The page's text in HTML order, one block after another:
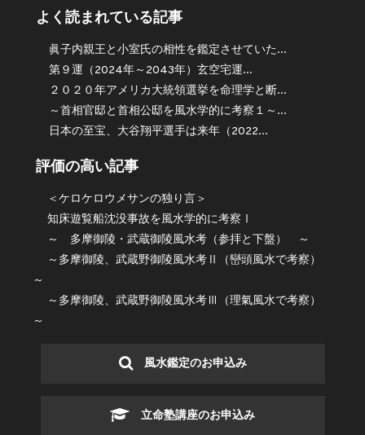
よく読まれている記事
眞子内親王と小室氏の相性を鑑定させていた...
第９運（2024年～2043年）玄空宅運...
２０２０年アメリカ大統領選挙を命理学と断...
～首相官邸と首相公邸を風水学的に考察１～...
日本の至宝、大谷翔平選手は来年（2022...
評価の高い記事
＜ケロケロウメサンの独り言＞
知床遊覧船沈没事故を風水学的に考察Ⅰ
～ 多摩御陵・武蔵御陵風水考（参拝と下盤） ～
～多摩御陵、武蔵野御陵風水考Ⅱ（巒頭風水で考察）
～
～多摩御陵、武蔵野御陵風水考Ⅲ（理氣風水で考察）
～
風水鑑定のお申込み
立命塾講座のお申込み